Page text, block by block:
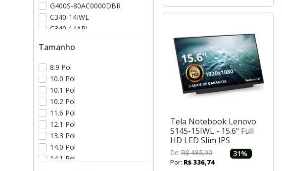
G400S-80AC0000DBR
C340-14IWL
C340-14API
Tamanho
8.9 Pol
10.0 Pol
10.1 Pol
10.2 Pol
11.6 Pol
12.1 Pol
13.3 Pol
14.0 Pol
14.1 Pol
Tela Notebook Lenovo
S145-15IWL - 15.6" Full
HD LED Slim IPS
De:R$485,90 31%
Por: R$ 336,74